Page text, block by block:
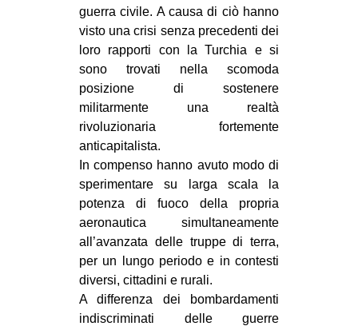
guerra civile. A causa di ciò hanno
visto una crisi senza precedenti dei
loro rapporti con la Turchia e si
sono trovati nella scomoda
posizione di sostenere
militarmente una realtà
rivoluzionaria fortemente
anticapitalista.
In compenso hanno avuto modo di
sperimentare su larga scala la
potenza di fuoco della propria
aeronautica simultaneamente
all’avanzata delle truppe di terra,
per un lungo periodo e in contesti
diversi, cittadini e rurali.
A differenza dei bombardamenti
indiscriminati delle guerre